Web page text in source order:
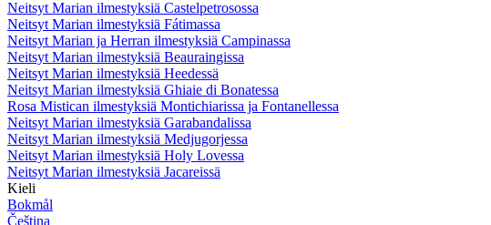
Neitsyt Marian ilmestyksiä Castelpetrosossa
Neitsyt Marian ilmestyksiä Fátimassa
Neitsyt Marian ja Herran ilmestyksiä Campinassa
Neitsyt Marian ilmestyksiä Beauraingissa
Neitsyt Marian ilmestyksiä Heedessä
Neitsyt Marian ilmestyksiä Ghiaie di Bonatessa
Rosa Mistican ilmestyksiä Montichiarissa ja Fontanellessa
Neitsyt Marian ilmestyksiä Garabandalissa
Neitsyt Marian ilmestyksiä Medjugorjessa
Neitsyt Marian ilmestyksiä Holy Lovessa
Neitsyt Marian ilmestyksiä Jacareissä
Kieli
Bokmål
Čeština